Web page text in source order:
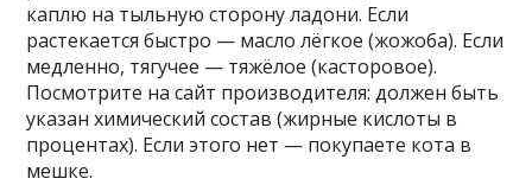
каплю на тыльную сторону ладони. Если
растекается быстро — масло лёгкое (жожоба). Если
медленно, тягучее — тяжёлое (касторовое).
Посмотрите на сайт производителя: должен быть
указан химический состав (жирные кислоты в
процентах). Если этого нет — покупаете кота в
мешке.